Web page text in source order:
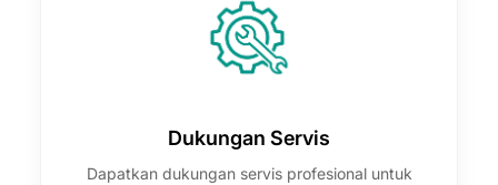
Dukungan Servis
Dapatkan dukungan servis profesional untuk